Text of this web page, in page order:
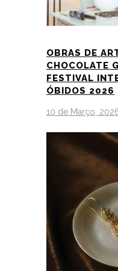
OBRAS DE
CHOCOLATE
FESTIVAL
ÓBIDOS 2026
10 de Março,